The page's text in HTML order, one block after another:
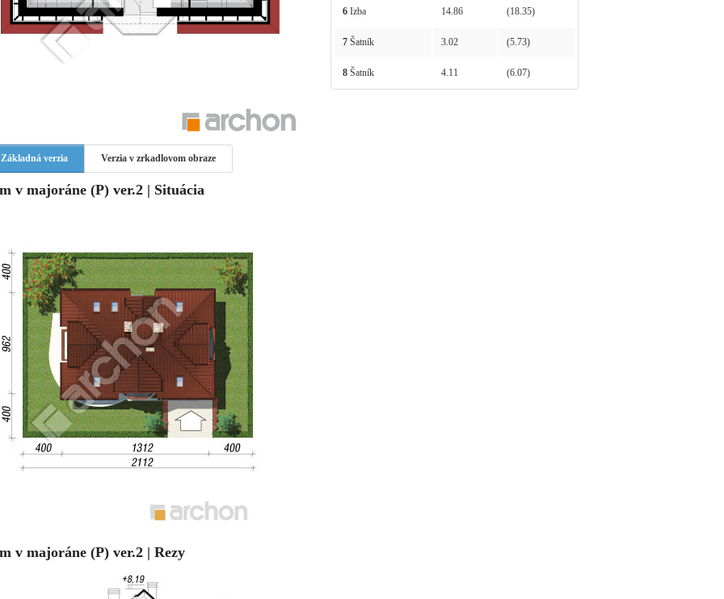
Základná verzia Verzia v zrkadlovom obraze
6Izba 14.86 (18.35)
7Šatník 3.02 (5.73)
8Šatník 4.11 (6.07)
v majoráne (P) ver.2 | Situácia
v majoráne (P) ver.2 | Rezy